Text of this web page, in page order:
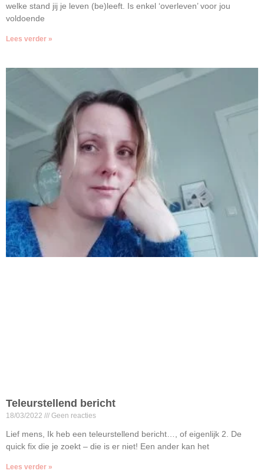
welke stand jij je leven (be)leeft. Is enkel ‘overleven’ voor jou
voldoende
Lees verder »
Teleurstellend bericht
18/03/2022 Geen reacties
Lief mens, Ik heb een teleurstellend bericht…, of eigenlijk 2. De
quick fix die je zoekt – die is er niet! Een ander kan het
Lees verder »